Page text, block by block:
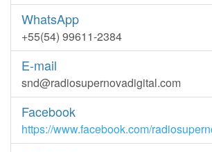
WhatsApp
+55(54) 99611-2384
E-mail
snd@radiosupernovadigital.com
Facebook
https://www.facebook.com/